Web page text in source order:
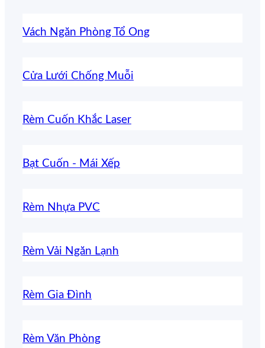
Vách Ngăn Phòng Tổ Ong
Cửa Lưới Chống Muỗi
Rèm Cuốn Khắc Laser
Bạt Cuốn - Mái Xếp
Rèm Nhựa PVC
Rèm Vải Ngăn Lạnh
Rèm Gia Đình
Rèm Văn Phòng